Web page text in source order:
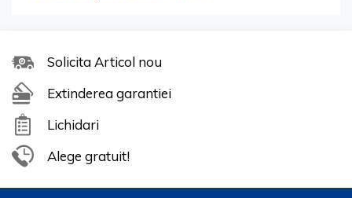
Solicita Articol nou
Extinderea garantiei
Lichidari
Alege gratuit!